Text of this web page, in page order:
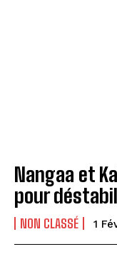
Nangaa et
pour
NON CLASSÉ 1